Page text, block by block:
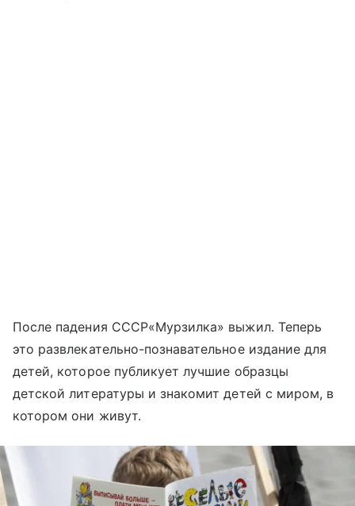
После падения СССР«Мурзилка» выжил. Теперь
это развлекательно-познавательное издание для
детей, которое публикует лучшие образцы
детской литературы и знакомит детей с миром, в
котором они живут.